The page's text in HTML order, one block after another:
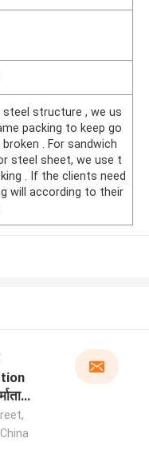
steel structure , we us
packing to keep go
. For sandwich
steel sheet, we use t
. If the clients need
will according to their